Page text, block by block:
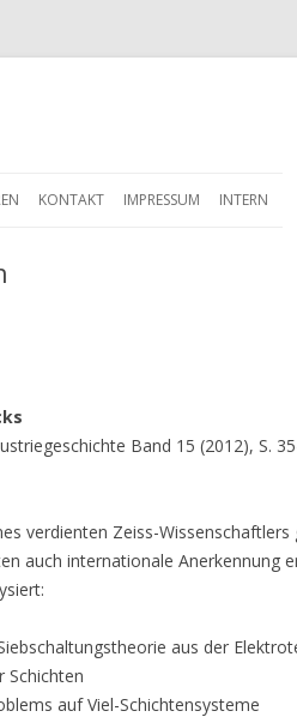
KONTAKT IMPRESSUM INTERN
Band 15 (2012), S.
verdienten Zeiss-
auch internationale Anerkennung
aus der
Schichten
auf Viel-Schichtensysteme